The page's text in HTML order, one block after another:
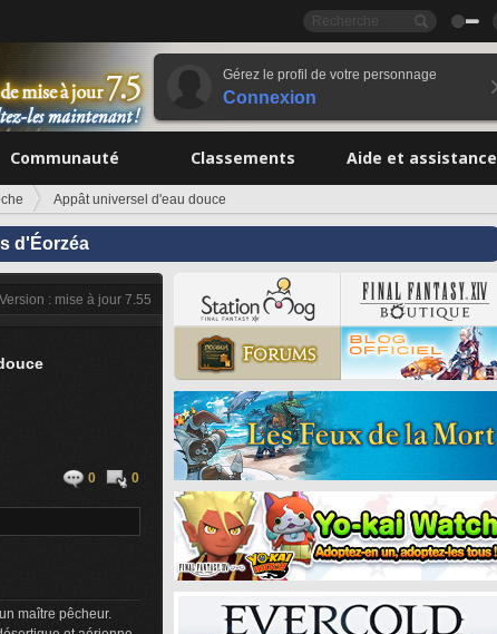
Gérez le profil de votre personnage
Connexion
Communauté Classements Aide et assistance
Appât universel d'eau douce
d'Éorzéa
Version : mise à jour 7.55
0 0
maître pêcheur.